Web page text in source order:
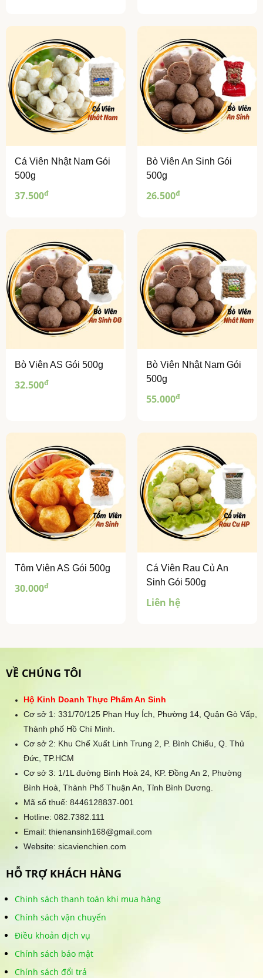
Cá Viên Nhật Nam Gói
500g
37.500đ
Bò Viên An Sinh Gói
500g
26.500đ
Bò Viên AS Gói 500g
32.500đ
Bò Viên Nhật Nam Gói
500g
55.000đ
Tôm Viên AS Gói 500g
30.000đ
Cá Viên Rau Củ An
Sinh Gói 500g
Liên hệ
VỀ CHÚNG TÔI
Hộ Kinh Doanh Thực Phẩm An Sinh
Cơ sở 1: 331/70/125 Phan Huy Ích, Phường 14, Quận Gò Vấp,
Thành phố Hồ Chí Minh.
Cơ sở 2: Khu Chế Xuất Linh Trung 2, P. Bình Chiểu, Q. Thủ
Đức, TP.HCM
Cơ sở 3: 1/1L đường Bình Hoà 24, KP. Đồng An 2, Phường
Bình Hoà, Thành Phố Thuận An, Tỉnh Bình Dương.
Mã số thuế: 8446128837-001
Hotline: 082.7382.111
Email: thienansinh168@gmail.com
Website: sicavienchien.com
HỖ TRỢ KHÁCH HÀNG
Chinh sách thanh toán khi mua hàng
Chính sách vận chuyển
Điều khoản dịch vụ
Chính sách bảo mật
Chính sách đổi trả